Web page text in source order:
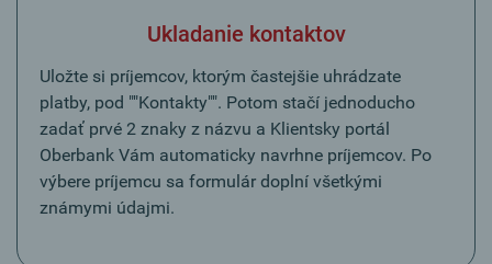
Ukladanie kontaktov
Uložte si príjemcov, ktorým častejšie uhrádzate
platby, pod ""Kontakty"". Potom stačí jednoducho
zadať prvé 2 znaky z názvu a Klientsky portál
Oberbank Vám automaticky navrhne príjemcov. Po
výbere príjemcu sa formulár doplní všetkými
známymi údajmi.